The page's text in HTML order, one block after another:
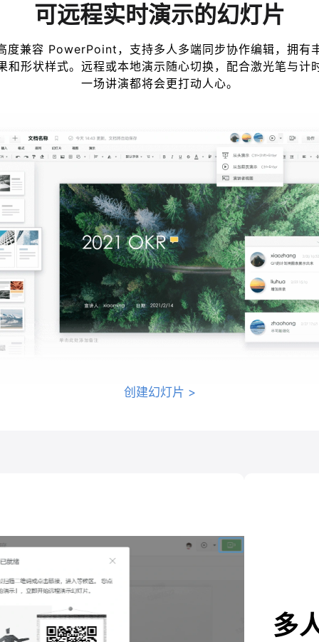
可远程实时演示的幻灯片
度兼容 PowerPoint，支持多人多端同步协作编辑，拥有
和形状样式。远程或本地演示随心切换，配合激光笔与计
一场讲演都将会更打动人心。
创建幻灯片 >
辑